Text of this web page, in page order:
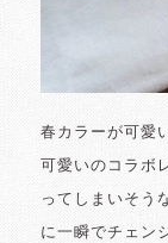
春カラーが可愛
可愛いのコラボ
ってしまいそう
に一瞬でチェン